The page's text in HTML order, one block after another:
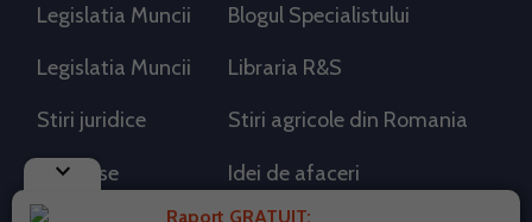
keyboard_arrow_down
Raport GRATUIT:
Legislatia Muncii Blogul Specialistului
Legislatia Muncii Libraria R&S
Stiri juridice Stiri agricole din Romania
AdSense Idei de afaceri